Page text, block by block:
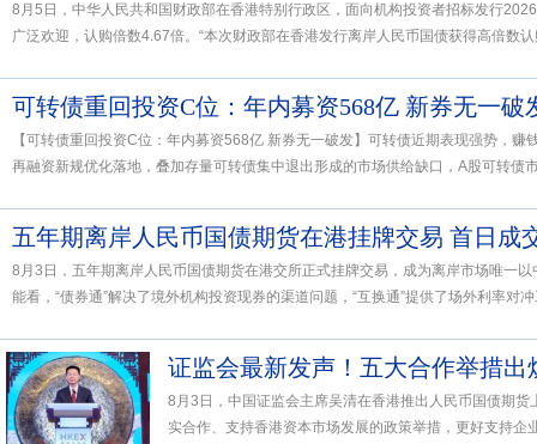
8月5日，中华人民共和国财政部在香港特别行政区，面向机构投资者招标发行
广泛欢迎，认购倍数4.67倍。“本次财政部在香港发行离岸人民币国债获得高倍数认
可转债重回投资C位：年内募资568亿 新券无一破
【可转债重回投资C位：年内募资568亿 新券无一破发】可转债近期表现强势，
再融资新规优化落地，叠加存量可转债集中退出形成的市场供给缺口，A股可转债
8月3日，五年期离岸人民币国债期货在港交所正式挂牌交易，成为离岸市场唯一
能看，“债券通”解决了境外机构投资现券的渠道问题，“互换通”提供了场外利率对
证监会最新发声！五大合作举措出
8月3日，中国证监会主席吴清在香港推出人民币国债期
实合作、支持香港资本市场发展的政策举措，更好支持企